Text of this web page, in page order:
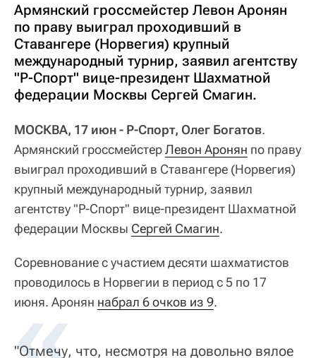
Армянский гроссмейстер Левон Аронян
по праву выиграл проходивший в
Ставангере (Норвегия) крупный
международный турнир, заявил агентству
"Р-Спорт" вице-президент Шахматной
федерации Москвы Сергей Смагин.
МОСКВА, 17 июн - Р-Спорт, Олег Богатов.
Армянский гроссмейстерЛевон Аронян по праву
выиграл проходивший в Ставангере (Норвегия)
крупный международный турнир, заявил
агентству "Р-Спорт" вице-президент Шахматной
федерации Москвы Сергей Смагин.
Соревнование с участием десяти шахматистов
проводилось в Норвегии в период с 5 по 17
июня. Аронян набрал 6 очков из 9.
"Отмечу, что, несмотря на довольно вялое